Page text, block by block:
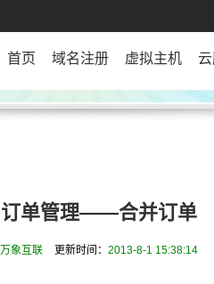
首页 域名注册 虚拟主机
订单管理——合并订单
万象互联 更新时间： 2013-8-1 15:38:14